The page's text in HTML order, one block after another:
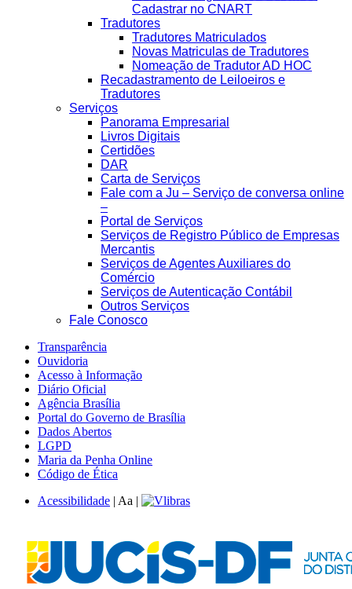
Cadastrar no CNART
Tradutores
Tradutores Matriculados
Novas Matriculas de Tradutores
Nomeação de Tradutor AD HOC
Recadastramento de Leiloeiros e
Tradutores
Serviços
Panorama Empresarial
Livros Digitais
Certidões
DAR
Carta de Serviços
Fale com a Ju – Serviço de conversa online
–
Portal de Serviços
Serviços de Registro Público de Empresas
Mercantis
Serviços de Agentes Auxiliares do
Comércio
Serviços de Autenticação Contábil
Outros Serviços
Fale Conosco
Transparência
Ouvidoria
Acesso à Informação
Diário Oficial
Agência Brasília
Portal do Governo de Brasília
Dados Abertos
LGPD
Maria da Penha Online
Código de Ética
Acessibilidade | Aa |